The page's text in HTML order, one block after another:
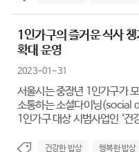
1인가구의 즐거운 식사
확대 운영
2023-01-31
서울시는 중장년 1인가구가
소통하는 소셜다이닝(social
1인가구 대상 시범사업인 ‘건
건강한 밥상 행복한 밥상